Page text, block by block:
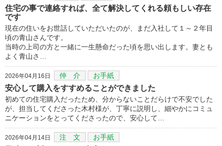
住宅の事で連絡すれば、全て解決してくれる頼もしい存在
です
現在の住いをお世話していただいたのが、まだ入社して１～２年目
頃の青山さんです。
当時の上司の方と一緒に一生懸命だった頃を思い出します。妻とも
よく青山さ…
2026年04月16日 仲 介 お手紙
安心して購入をすすめることができました
初めての住宅購入だったため、分からないことだらけで不安でした
が、担当してくださった木村様が、丁寧に説明し、細やかにコミュ
ニケーションをとってくださったので、安心して…
2026年04月14日 注 文 お手紙